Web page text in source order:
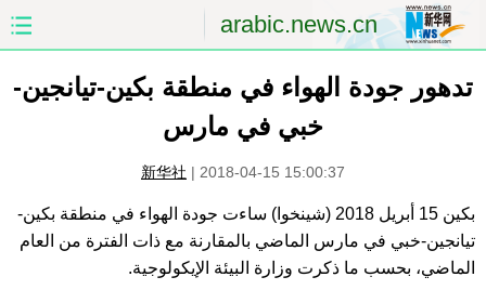
arabic.news.cn
الصين الصفحة الأولى
الشرق الأوسط
العلوم والصحة الثقافة والتعليم
تدهور جودة الهواء في منطقة بكين-تيانجين-
خبي في مارس
新华社 | 2018-04-15 15:00:37
بكين 15 أبريل 2018 (شينخوا) ساءت جودة الهواء في منطقة بكين-
تيانجين-خبي في مارس الماضي بالمقارنة مع ذات الفترة من العام
الماضي، بحسب ما ذكرت وزارة البيئة الإيكولوجية.